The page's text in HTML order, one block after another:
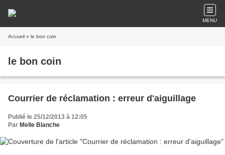
MENU
Accueil » le bon coin
le bon coin
Courrier de réclamation : erreur d'aiguillage
Publié le 25/12/2013 à 12:05
Par Melle Blanche